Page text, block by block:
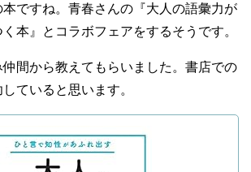
ですね。青春さんの『大人の語彙力が
本』とコラボフェアをするそうです。
間から教えてもらいました。書店での
ていると思います。